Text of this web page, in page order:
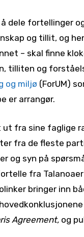
å dele fortellinger
og tillit, og
– skal finne
tilliten og
og miljø (ForUM)
er arrangør.
fra sine faglige
fra de fleste
og syn på
fra
bringer inn
Agreement, og